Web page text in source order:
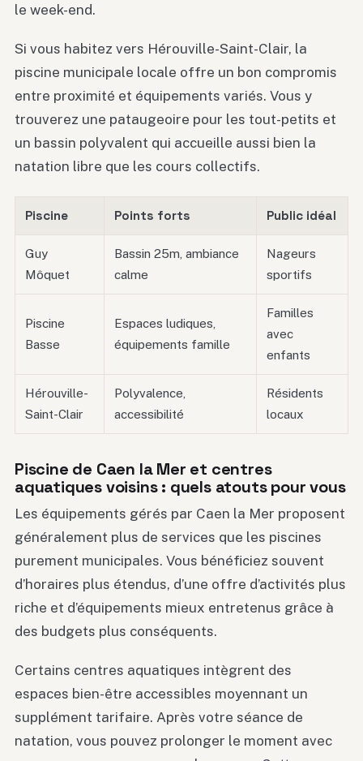
le week-end.
Si vous habitez vers Hérouville-Saint-Clair, la
piscine municipale locale offre un bon compromis
entre proximité et équipements variés. Vous y
trouverez une pataugeoire pour les tout-petits et
un bassin polyvalent qui accueille aussi bien la
natation libre que les cours collectifs.
Piscine Points forts Public idéal
Guy
Môquet
Bassin 25m, ambiance
calme
Nageurs
sportifs
Piscine
Basse
Espaces ludiques,
équipements famille
Familles
avec
enfants
Hérouville-
Saint-Clair
Polyvalence,
accessibilité
Résidents
locaux
Piscine de Caen la Mer et centres
aquatiques voisins : quels atouts pour vous
Les équipements gérés par Caen la Mer proposent
généralement plus de services que les piscines
purement municipales. Vous bénéficiez souvent
d’horaires plus étendus, d’une offre d’activités plus
riche et d’équipements mieux entretenus grâce à
des budgets plus conséquents.
Certains centres aquatiques intègrent des
espaces bien-être accessibles moyennant un
supplément tarifaire. Après votre séance de
natation, vous pouvez prolonger le moment avec